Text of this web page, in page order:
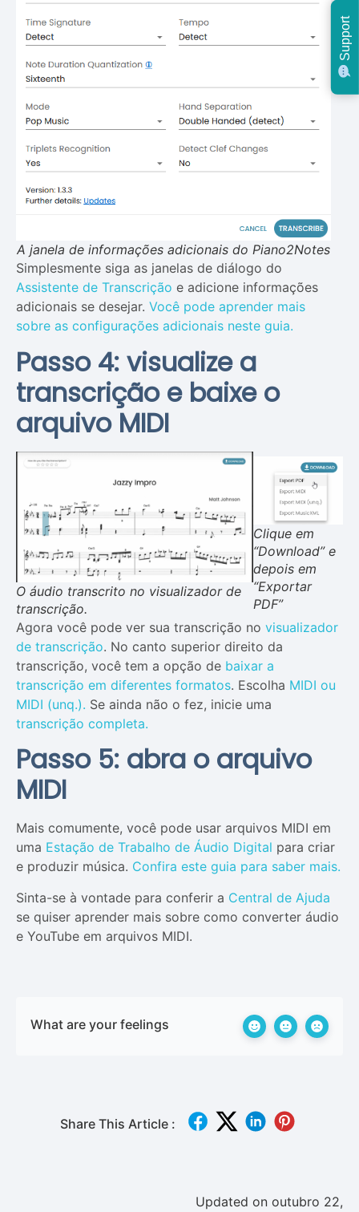
A janela de informações adicionais do Piano2Notes
Simplesmente siga as janelas de diálogo do
Assistente de Transcrição e adicione informações
adicionais se desejar. Você pode aprender mais
sobre as configurações adicionais neste guia.
Passo 4: visualize a
transcrição e baixe o
arquivo MIDI
O áudio transcrito no visualizador de
transcrição.
Clique em
“Download” e
depois em
“Exportar
PDF”
Agora você pode ver sua transcrição no visualizador
de transcrição. No canto superior direito da
transcrição, você tem a opção de baixar a
transcrição em diferentes formatos. Escolha MIDI ou
MIDI (unq.). Se ainda não o fez, inicie uma
transcrição completa.
Passo 5: abra o arquivo
MIDI
Mais comumente, você pode usar arquivos MIDI em
uma Estação de Trabalho de Áudio Digital para criar
e produzir música. Confira este guia para saber mais.
Sinta-se à vontade para conferir a Central de Ajuda
se quiser aprender mais sobre como converter áudio
e YouTube em arquivos MIDI.
What are your feelings
Share This Article :
Updated on outubro 22,
Support